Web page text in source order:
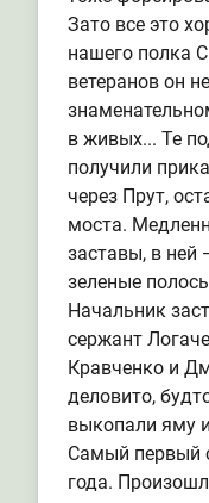
Зато все это
нашего полка
ветеранов он
в живых... Те
получили
через Прут,
моста.
заставы, в ней
зеленые
Начальник
сержант
Кравченко и
деловито,
выкопали яму
Самый первый
года.